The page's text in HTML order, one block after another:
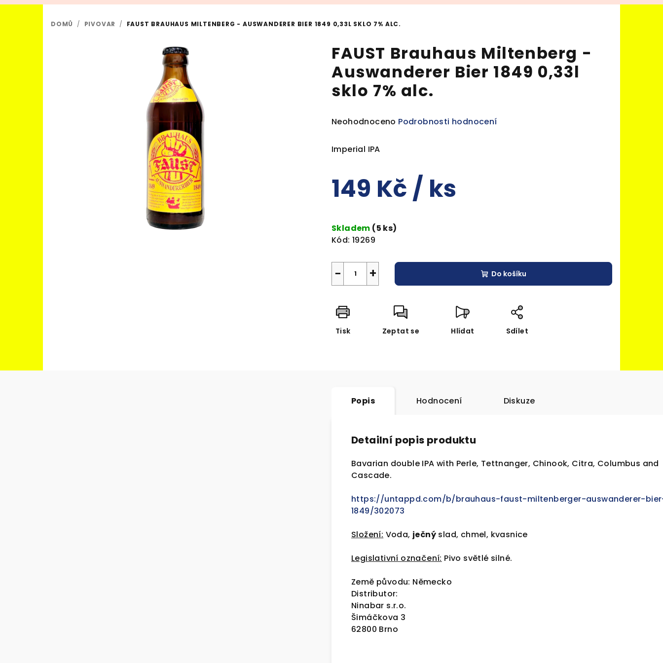
DOMŮ / PIVOVAR / FAUST BRAUHAUS MILTENBERG - AUSWANDERER BIER 1849 0,33L SKLO 7% ALC.
FAUST Brauhaus Miltenberg -
Auswanderer Bier 1849 0,33l
sklo 7% alc.
Průměrné
produktu
z
Neohodnoceno Podrobnosti hodnocení
Imperial IPA
149 Kč / ks
cena:
Skladem (5 ks)
Kód: 19269
+
− Do košíku
Tisk Zeptat se Hlídat Sdílet
Popis Hodnocení Diskuze
Detailní popis produktu
Bavarian double IPA with Perle, Tettnanger, Chinook, Citra, Columbus and
Cascade.
https://untappd.com/b/brauhaus-faust-miltenberger-auswanderer-
1849/302073
Složení: Voda, ječný slad, chmel, kvasnice
Legislativní označení: Pivo světlé silné.
Země původu: Německo
Distributor:
Ninabar s.r.o.
Šimáčkova 3
62800 Brno